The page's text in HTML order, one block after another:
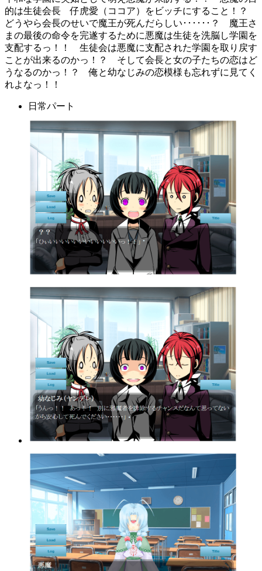
的は生徒会長 仔虎愛（ココア）をビッチにすること！？
どうやら会長のせいで魔王が死んだらしい･･････？ 魔王さ
まの最後の命令を完遂するために悪魔は生徒を洗脳し学園を
支配するっ！！ 生徒会は悪魔に支配された学園を取り戻す
ことが出来るのかっ！？ そして会長と女の子たちの恋はど
うなるのかっ！？ 俺と幼なじみの恋模様も忘れずに見てく
れよなっ！！
日常パート